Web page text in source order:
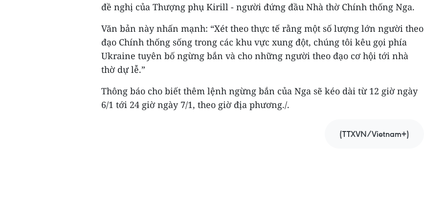
đề nghị của Thượng phụ Kirill - người đứng đầu Nhà thờ Chính thống Nga.
Văn bản này nhấn mạnh: “Xét theo thực tế rằng một số lượng lớn người theo
đạo Chính thống sống trong các khu vực xung đột, chúng tôi kêu gọi phía
Ukraine tuyên bố ngừng bắn và cho những người theo đạo cơ hội tới nhà
thờ dự lễ.”
Thông báo cho biết thêm lệnh ngừng bắn của Nga sẽ kéo dài từ 12 giờ ngày
6/1 tới 24 giờ ngày 7/1, theo giờ địa phương./.
(TTXVN/Vietnam+)